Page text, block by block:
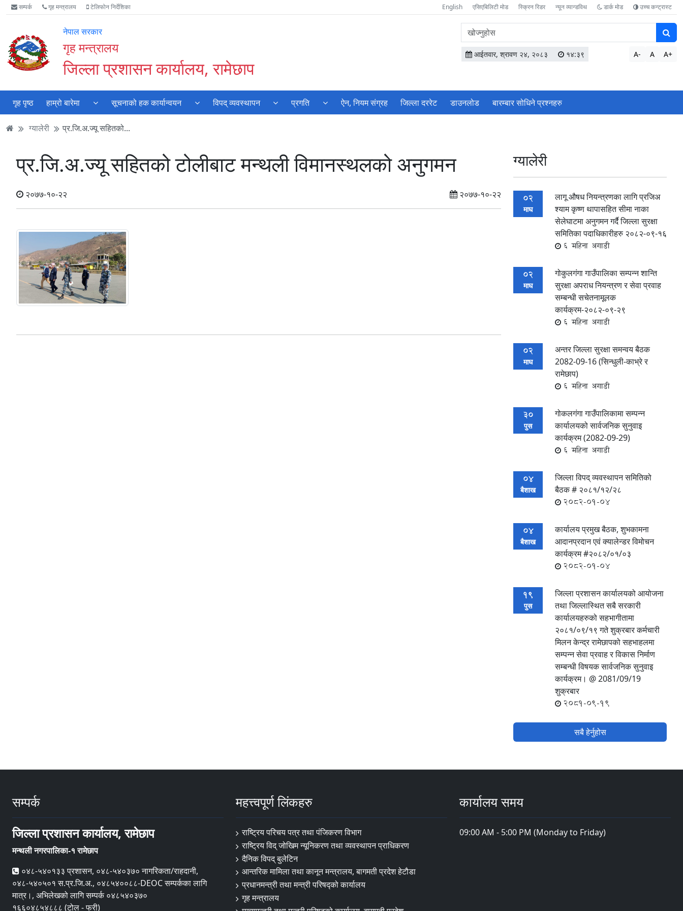
Accessibility
Mode
गर्नुहोस्
मुख्य
सामाग्री
मुख्य
नेभिगेसन
वेबसाइट
खोजमा
सम्पर्क गृह मन्त्रालय टेलिफोन निर्देशिका English एसिएबिलिटी मोड स्क्रिन रिडर न्यून व्यान्डविथ डार्क मोड उच्च कन्ट्रास्ट
नेपाल सरकार
गृह मन्त्रालय
जिल्ला प्रशासन कार्यालय, रामेछाप
वेबसाइटमा
सामग्री
खोज्नुहोस
आईतवार, श्रावण २४, २०८३ १४:३९ A- A A+
गृह पृष्ठ हाम्रो बारेमा सूचनाको हक कार्यान्वयन विपद् व्यवस्थापन प्रगति ऐन, नियम संग्रह जिल्ला दररेट डाउनलोड बारम्बार सोधिने प्रश्‍नहरु
ग्यालेरी प्र.जि.अ.ज्यू सहितको...
प्र.जि.अ.ज्यू सहितको टोलीबाट मन्थली विमानस्थलको अनुगमन
२०७७-१०-२२ २०७७-१०-२२
ग्यालेरी
02
माघ
लागू औषध नियन्त्रणका लागि प्रजिअ
श्याम कृष्ण थापासहित सीमा नाका
सेलेघाटमा अनुगमन गर्दै जिल्ला सुरक्षा
समितिका पदाधिकारीहरु २०८२-०९-१६
6 महिना अगाडी
02
माघ
गोकुलगंगा गाउँपालिका सम्पन्‍न शान्ति
सुरक्षा अपराध नियन्त्रण र सेवा प्रवाह
सम्बन्धी सचेतनामूलक
कार्यक्रम-२०८२-०९-२९
6 महिना अगाडी
02
माघ
अन्तर जिल्ला सुरक्षा समन्वय बैठक
2082-09-16 (सिन्धुली-काभ्रे र
रामेछाप)
6 महिना अगाडी
30
पुस
गोकलगंगा गाउँपालिकामा सम्पन्न
कार्यालयको सार्वजनिक सुनुवाइ
कार्यक्रम (2082-09-29)
6 महिना अगाडी
04
बैशाख
जिल्ला विपद् व्यवस्थापन समितिको
बैठक # २०८१/१२/२८
2082-01-04
04
बैशाख
कार्यालय प्रमुख बैठक, शुभकामना
आदानप्रदान एवं क्यालेन्डर विमोचन
कार्यक्रम #२०८२/०१/०३
2082-01-04
19
पुस
जिल्ला प्रशासन कार्यालयको आयोजना
तथा जिल्लास्थित सबै सरकारी
कार्यालयहरुको सहभागीतामा
२०८१/०९/१९ गते शुक्रबार कर्मचारी
मिलन केन्द्र रामेछापको सहभाहलमा
सम्पन्‍न सेवा प्रवाह र विकास निर्माण
सम्बन्धी विषयक सार्वजनिक सुनुवाइ
कार्यक्रम। @ 2081/09/19
शुक्रबार
2081-09-19
सबै हेर्नुहोस
सम्पर्क
जिल्ला प्रशासन कार्यालय, रामेछाप
मन्थली नगरपालिका-१ रामेछाप
०४८-५४०१३३ प्रशासन, ०४८-५४०३७० नागरिकता/राहदानी,
०४८-५४०५०१ स.प्र.जि.अ., ०४८५४००८८-DEOC सम्पर्कका लागि
मात्र।, अभिलेखको लागि सम्पर्क ०४८५४०३७०
१६६०४८५४८८८ (टोल - फ्री)
महत्त्वपूर्ण लिंकहरु
राष्ट्रिय परिचय पत्र तथा पंजिकरण विभाग
राष्ट्रिय विद् जोखिम न्यूनिकरण तथा व्यवस्थापन प्राधिकरण
दैनिक विपद् बुलेटिन
आन्तरिक मामिला तथा कानून मन्त्रालय, बागमती प्रदेश हेटौडा
प्रधानमन्त्री तथा मन्त्री परिषद्को कार्यालय
गृह मन्त्रालय
कार्यालय समय
09:00 AM - 5:00 PM (Monday to Friday)